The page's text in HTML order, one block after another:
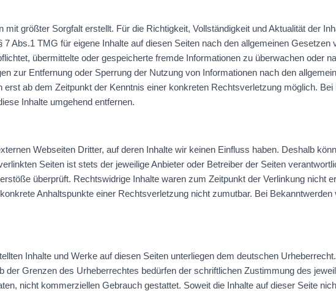
mit größter Sorgfalt erstellt. Für die Richtigkeit, Vollständigkeit und Aktualität der
7 Abs.1 TMG für eigene Inhalte auf diesen Seiten nach den allgemeinen
übermittelte oder gespeicherte fremde Informationen zu überwachen oder
zur Entfernung oder Sperrung der Nutzung von Informationen nach den
erst ab dem Zeitpunkt der Kenntnis einer konkreten Rechtsverletzung möglich.
Inhalte umgehend entfernen.
Webseiten Dritter, auf deren Inhalte wir keinen Einfluss haben. Deshalb
Seiten ist stets der jeweilige Anbieter oder Betreiber der Seiten
überprüft. Rechtswidrige Inhalte waren zum Zeitpunkt der Verlinkung nicht
Anhaltspunkte einer Rechtsverletzung nicht zumutbar. Bei
Inhalte und Werke auf diesen Seiten unterliegen dem deutschen
der Grenzen des Urheberrechtes bedürfen der schriftlichen Zustimmung des
nicht kommerziellen Gebrauch gestattet. Soweit die Inhalte auf dieser Seite